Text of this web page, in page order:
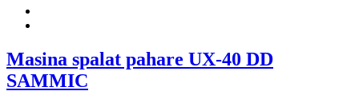
Masina spalat pahare UX-40 DD
SAMMIC